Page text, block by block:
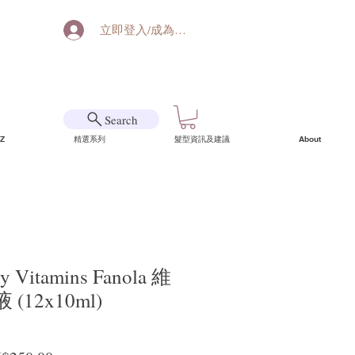
立即登入/成為會員
Search
精選系列 髮型資訊及建議 About
Vitamins Fanola 維
(12x10ml)